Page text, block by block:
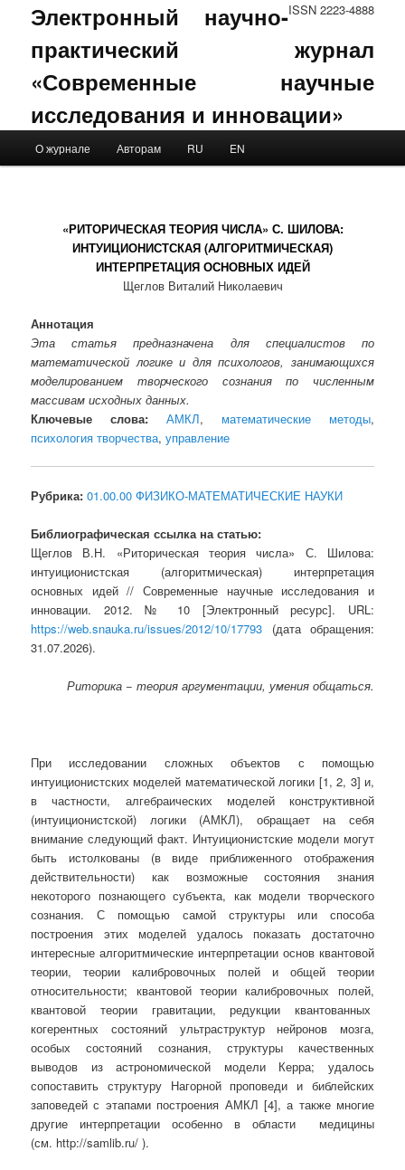
ISSN 2223-4888
Электронный научно-
практический журнал
«Современные научные
исследования и инновации»
Skip to primary content
Skip to secondary content
О журнале Авторам RU EN
«РИТОРИЧЕСКАЯ ТЕОРИЯ ЧИСЛА» С. ШИЛОВА:
ИНТУИЦИОНИСТСКАЯ (АЛГОРИТМИЧЕСКАЯ)
ИНТЕРПРЕТАЦИЯ ОСНОВНЫХ ИДЕЙ
Щеглов Виталий Николаевич
Аннотация
Эта статья предназначена для специалистов по
математической логике и для психологов, занимающихся
моделированием творческого сознания по численным
массивам исходных данных.
Ключевые слова:
АМКЛ, математические методы,
психология творчества,управление
Рубрика: 01.00.00 ФИЗИКО-МАТЕМАТИЧЕСКИЕ НАУКИ
Библиографическая ссылка на статью:
Щеглов В.Н. «Риторическая теория числа» С. Шилова:
интуиционистская (алгоритмическая) интерпретация
основных идей // Современные научные исследования и
инновации. 2012. № 10 [Электронный ресурс]. URL:
https://web.snauka.ru/issues/2012/10/17793 (дата обращения:
31.07.2026).
Риторика − теория аргументации, умения общаться.
При исследовании сложных объектов с помощью
интуиционистских моделей математической логики [1, 2, 3] и,
в частности, алгебраических моделей конструктивной
(интуиционистской) логики (АМКЛ), обращает на себя
внимание следующий факт. Интуиционистские модели могут
быть истолкованы (в виде приближенного отображения
действительности) как возможные состояния знания
некоторого познающего субъекта, как модели творческого
сознания. С помощью самой структуры или способа
построения этих моделей удалось показать достаточно
интересные алгоритмические интерпретации основ квантовой
теории, теории калибровочных полей и общей теории
относительности; квантовой теории калибровочных полей,
квантовой теории гравитации, редукции квантованных
когерентных состояний ультраструктур нейронов мозга,
особых состояний сознания, структуры качественных
выводов из астрономической модели Керра; удалось
сопоставить структуру Нагорной проповеди и библейских
заповедей с этапами построения АМКЛ [4], а также многие
другие интерпретации особенно в области медицины
(см. http://samlib.ru/ ).